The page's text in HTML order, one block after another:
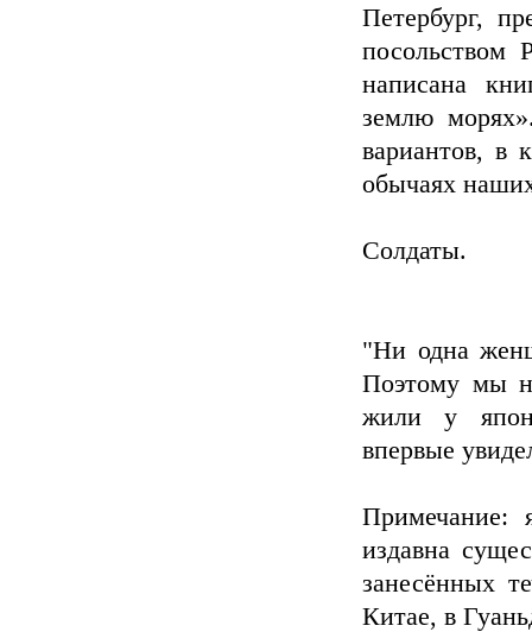
Петербург,
посольством
написана
землю
вариантов, в
обычаях
Солдаты.
"Ни одна
Поэтому мы
жили у
впервые
Примечание:
издавна
занесённых
Китае, в